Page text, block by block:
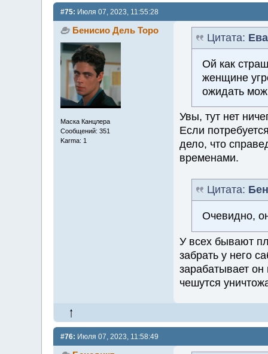
#75: Июля 07, 2023, 11:55:28
Бенисио Дель Торо
Маска Канцлера
Сообщений: 351
Karma: 1
Цитата:
Ой как
женщине
ожидать
Увы, тут нет
Если
дело, что
временами.
Цитата:
Очевидно,
У всех бывают
забрать у него
зарабатывает он
чешутся
#76: Июля 07, 2023, 11:58:49